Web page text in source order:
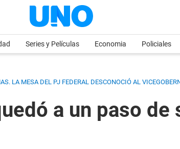
Series y Películas Economia Policiales
LA MESA DEL PJ FEDERAL DESCONOCIÓ AL
a un paso de